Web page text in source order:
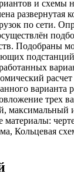
и схемы
развернутая
по сети.
Подобраны
варианта
трех
максимальный
Кольцевая